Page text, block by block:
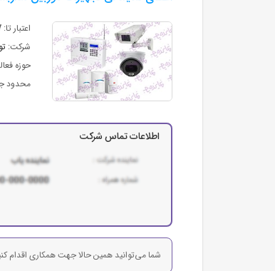
اعتبار تا:
شرکت:
حوزه
محدود
اطلاعات تماس شرکت
شما می‌توانید همین حالا جهت همکاری اقدام